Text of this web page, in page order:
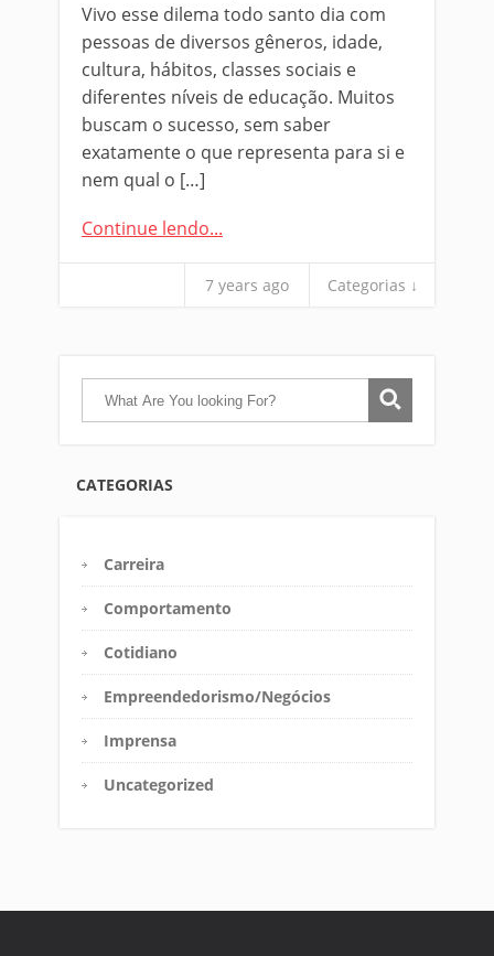
Vivo esse dilema todo santo dia com
pessoas de diversos gêneros, idade,
cultura, hábitos, classes sociais e
diferentes níveis de educação. Muitos
buscam o sucesso, sem saber
exatamente o que representa para si e
nem qual o […]
Continue lendo...
7 years ago Categorias ↓
CATEGORIAS
Carreira
Comportamento
Cotidiano
Empreendedorismo/Negócios
Imprensa
Uncategorized